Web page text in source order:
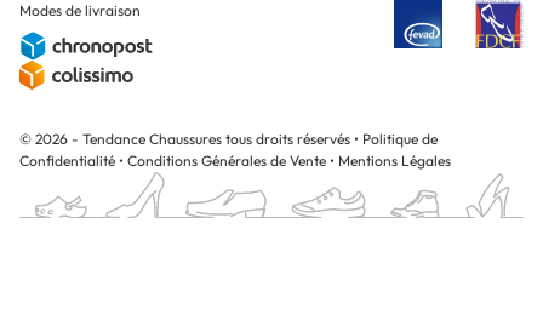
Modes de livraison
© 2026 - Tendance Chaussures tous droits réservés • Politique de
Confidentialité • Conditions Générales de Vente • Mentions Légales